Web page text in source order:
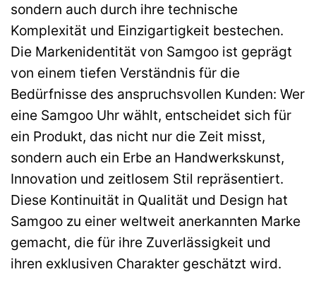
sondern auch durch ihre technische
Komplexität und Einzigartigkeit bestechen.
Die Markenidentität von Samgoo ist geprägt
von einem tiefen Verständnis für die
Bedürfnisse des anspruchsvollen Kunden: Wer
eine Samgoo Uhr wählt, entscheidet sich für
ein Produkt, das nicht nur die Zeit misst,
sondern auch ein Erbe an Handwerkskunst,
Innovation und zeitlosem Stil repräsentiert.
Diese Kontinuität in Qualität und Design hat
Samgoo zu einer weltweit anerkannten Marke
gemacht, die für ihre Zuverlässigkeit und
ihren exklusiven Charakter geschätzt wird.